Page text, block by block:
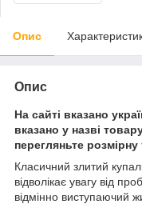
Опис
Опис
На сайті вказано
вказано у назві
перегляньте
Класичний злитий
відволікає увагу від
відмінно виступаючий